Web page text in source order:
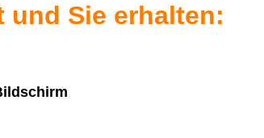
und Sie erhalten: